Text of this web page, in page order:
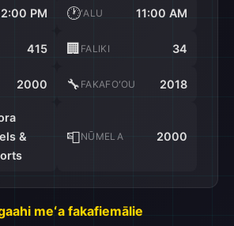
PM 🕐ʻALU 11:00 AM
415 🏢 FALIKI 34
2000 🔧 FAKAFOʻOU 2018
&
📮NŪMELA 2000
meʻa fakafiemālie